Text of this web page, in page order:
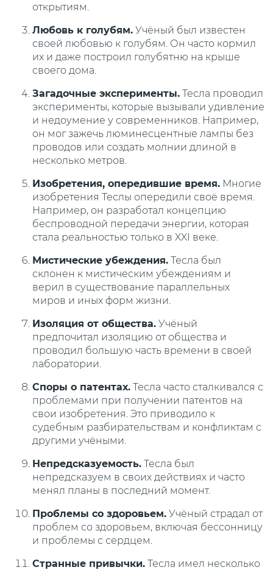
открытиям.
Любовь к голубям. Учёный был известен
своей любовью к голубям. Он часто кормил
их и даже построил голубятню на крыше
своего дома.
Загадочные эксперименты. Тесла проводил
эксперименты, которые вызывали удивление
и недоумение у современников. Например,
он мог зажечь люминесцентные лампы без
проводов или создать молнии длиной в
несколько метров.
Изобретения, опередившие время. Многие
изобретения Теслы опередили своё время.
Например, он разработал концепцию
беспроводной передачи энергии, которая
стала реальностью только в XXI веке.
Мистические убеждения. Тесла был
склонен к мистическим убеждениям и
верил в существование параллельных
миров и иных форм жизни.
Изоляция от общества. Учёный
предпочитал изоляцию от общества и
проводил большую часть времени в своей
лаборатории.
Споры о патентах. Тесла часто сталкивался с
проблемами при получении патентов на
свои изобретения. Это приводило к
судебным разбирательствам и конфликтам с
другими учёными.
Непредсказуемость. Тесла был
непредсказуем в своих действиях и часто
менял планы в последний момент.
Проблемы со здоровьем. Учёный страдал от
проблем со здоровьем, включая бессонницу
и проблемы с сердцем.
Странные привычки. Тесла имел несколько